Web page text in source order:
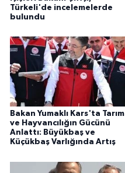
Türkeli'de incelemelerde
bulundu
Bakan Yumaklı Kars'ta Tarım
ve Hayvancılığın Gücünü
Anlattı: Büyükbaş ve
Küçükbaş Varlığında Artış